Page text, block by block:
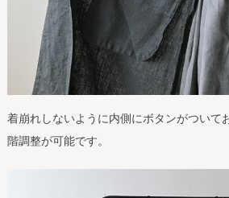
着崩れしないように内側にボタンがついて
階調整が可能です。